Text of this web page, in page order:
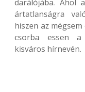
darálójába. Ahol
ártatlanságra
hiszen az
csorba essen a
kisváros hírnevén.